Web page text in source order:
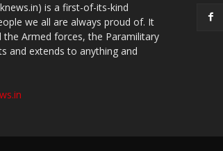
is a first-of-its-kind
we all are always proud of. It
Armed forces, the Paramilitary
and extends to anything and